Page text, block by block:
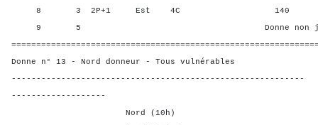
8 3 2P+1 Est 4C 140
9 5 Donne non
Donne n° 13 - Nord donneur - Tous vulnérables
-----------------------------------------------------------
-------------------
Nord (10h)